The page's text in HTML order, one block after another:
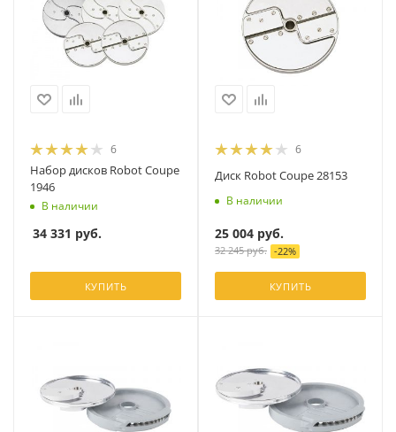
6
Набор дисков Robot Coupe
1946
В наличии
34 331 руб.
КУПИТЬ
6
Диск Robot Coupe 28153
В наличии
25 004 руб.
32 245руб. -22%
КУПИТЬ